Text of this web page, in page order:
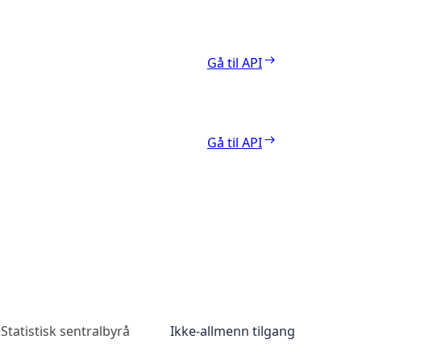
Gå til API
Gå til API
Statistisk sentralbyrå Ikke-allmenn tilgang